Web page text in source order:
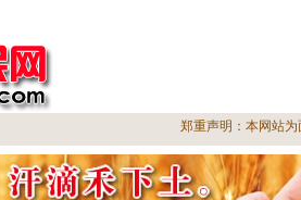
郑重声明：本网站为面向